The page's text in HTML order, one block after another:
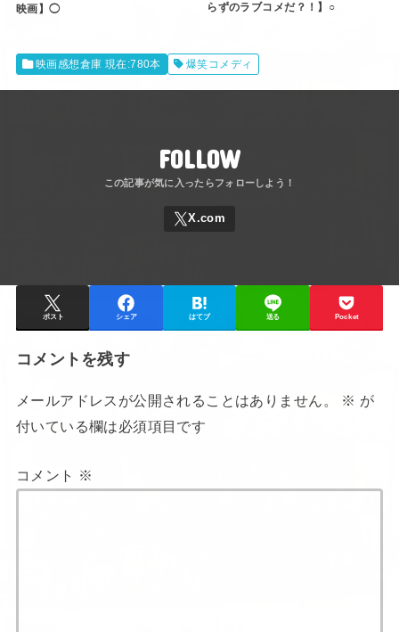
映画】◯
らずのラブコメだ？！】○
映画感想倉庫 現在:780本 爆笑コメディ
FOLLOW
ポスト シェア はてブ 送る Pocket
コメントを残す
メールアドレスが公開されることはありません。 ※ が
付いている欄は必須項目です
コメント ※